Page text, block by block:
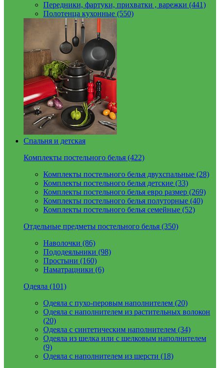
Передники, фартуки, прихватки , варежки (441)
Полотенца кухонные (550)
Спальня и детская
Комплекты постельного белья (422)
Комплекты постельного белья двухспальные (28)
Комплекты постельного белья детские (33)
Комплекты постельного белья евро размер (269)
Комплекты постельного белья полуторные (40)
Комплекты постельного белья семейные (52)
Отдельные предметы постельного белья (350)
Наволочки (86)
Пододеяльники (98)
Простыни (160)
Наматрацники (6)
Одеяла (101)
Одеяла с пухо-перовым наполнителем (20)
Одеяла с наполнителем из растительных волокон
(20)
Одеяла с синтетическим наполнителем (34)
Одеяла из шелка или с шелковым наполнителем
(9)
Одеяла с наполнителем из шерсти (18)